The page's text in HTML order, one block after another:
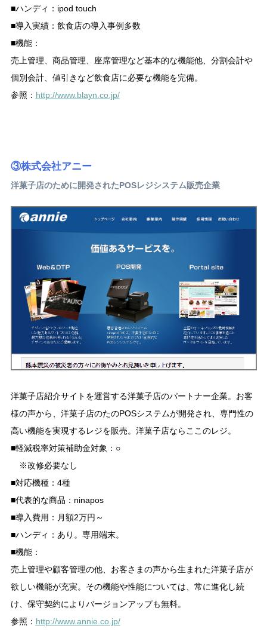
■ハンディ：ipod touch
■導入実績：飲食店の導入事例多数
■機能：
売上管理、商品管理、座席管理など基本的な機能他、分割会計や
個別会計、値引きなど飲食店に必要な機能を完備。
参照： http://www.blayn.co.jp/
③株式会社アニー
洋菓子店のために開発されたPOSレジシステム販売企業
洋菓子店紹介サイトを運営する洋菓子店のパートナー企業。お客
様の声から、洋菓子店のたのPOSシステムが開発され、専門性の
高い機能を実現するレジを販売。洋菓子店ならここのレジ。
■軽減税率対策補助金対象：○
※改修必要なし
■対応機種：4種
■代表的な商品：ninapos
■導入費用：月額2万円～
■ハンディ：あり。専用端末。
■機能：
売上管理や顧客管理の他、お客さまの声から生まれた洋菓子店が
欲しい機能が充実。その機能や性能については、常に進化し続
け、保守契約によりバージョンアップも無料。
参照： http://www.annie.co.jp/